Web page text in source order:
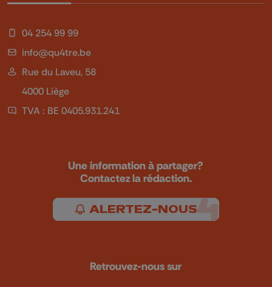
04 254 99 99
info@qu4tre.be
Rue du Laveu, 58
4000 Liège
TVA : BE 0405.931.241
Une information à partager?
Contactez la rédaction.
ALERTEZ-NOUS
Retrouvez-nous sur